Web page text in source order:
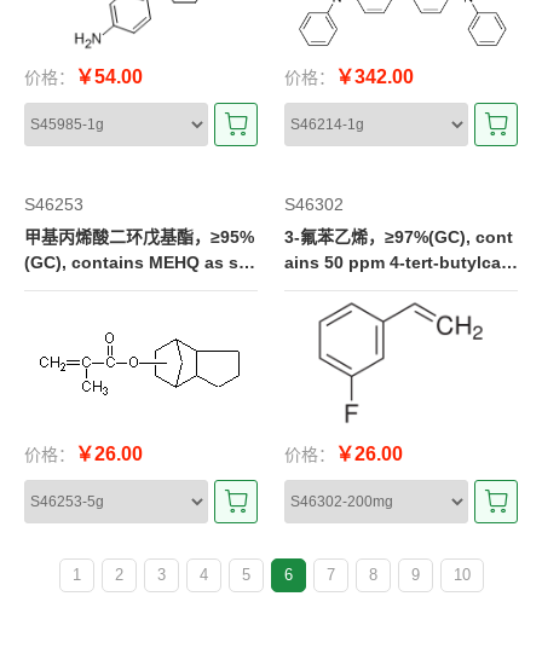
价格： ￥54.00 价格： ￥342.00
S46253
甲基丙烯酸二环戊基酯，≥95%
(GC), contains MEHQ as sta
bilizer
价格： ￥26.00
S46302
3-氟苯乙烯，≥97%(GC), cont
ains 50 ppm 4-tert-butylcate
chol as inhibitor
价格： ￥26.00
1 2 3 4 5 6 7 8 9 10